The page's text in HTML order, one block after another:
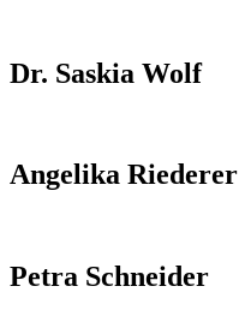
Dr. Saskia Wolf
Angelika Riederer
Petra Schneider